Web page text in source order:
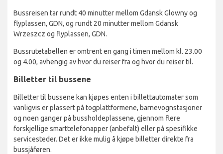
Bussreisen tar rundt 40 minutter mellom Gdansk Glowny og
flyplassen, GDN, og rundt 20 minutter mellom Gdansk
Wrzeszcz og flyplassen, GDN.
Bussrutetabellen er omtrent en gang i timen mellom kl. 23.00
og 4.00, avhengig av hvor du reiser fra og hvor du reiser til.
Billetter til bussene
Billetter til bussene kan kjøpes enten i billettautomater som
vanligvis er plassert på togplattformene, barnevognstasjoner
og noen ganger på bussholdeplassene, gjennom flere
forskjellige smarttelefonapper (anbefalt) eller på spesifikke
servicesteder. Det er ikke mulig å kjøpe billetter direkte fra
bussjåføren.